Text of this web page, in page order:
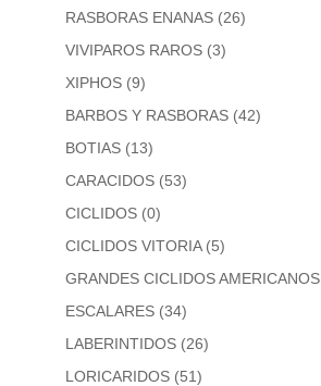
RASBORAS ENANAS (26)
VIVIPAROS RAROS (3)
XIPHOS (9)
BARBOS Y RASBORAS (42)
BOTIAS (13)
CARACIDOS (53)
CICLIDOS (0)
CICLIDOS VITORIA (5)
GRANDES CICLIDOS AMERICANOS
ESCALARES (34)
LABERINTIDOS (26)
LORICARIDOS (51)